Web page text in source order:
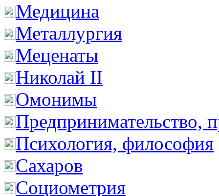
Медицина
Металлургия
Меценаты
Николай II
Омонимы
Предпринимательство,
Психология, философия
Сахаров
Социометрия